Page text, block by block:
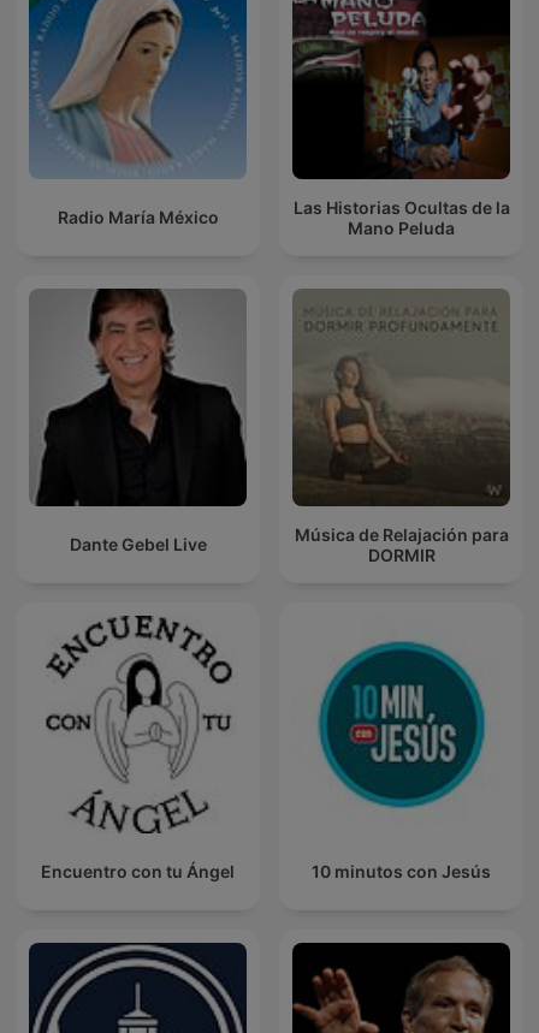
Radio María México
Las Historias Ocultas de la
Mano Peluda
Dante Gebel Live
Música de Relajación para
DORMIR
Encuentro con tu Ángel 10 minutos con Jesús